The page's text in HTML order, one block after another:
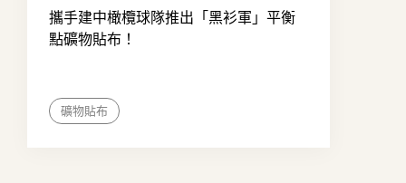
攜手建中橄欖球隊推出「黑衫軍」平衡
點礦物貼布！
礦物貼布